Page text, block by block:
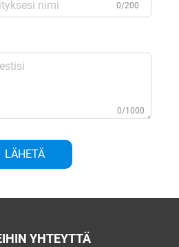
0/200
0/1000
LÄHETÄ
YHTEYTTÄ